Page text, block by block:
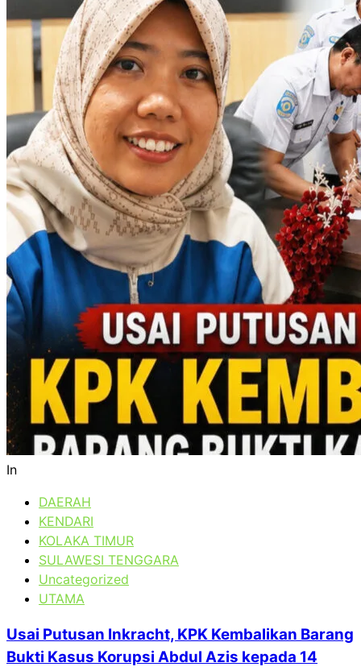
In
DAERAH
KENDARI
KOLAKA TIMUR
SULAWESI TENGGARA
Uncategorized
UTAMA
Usai Putusan Inkracht, KPK Kembalikan Barang
Bukti Kasus Korupsi Abdul Azis kepada 14